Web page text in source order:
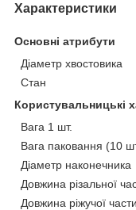
Характеристики
Основні атрибути
Діаметр хвостовика
Стан
Користувальницькі
Вага 1 шт.
Вага паковання (10
Діаметр наконечника
Довжина різальної
Довжина ріжучої